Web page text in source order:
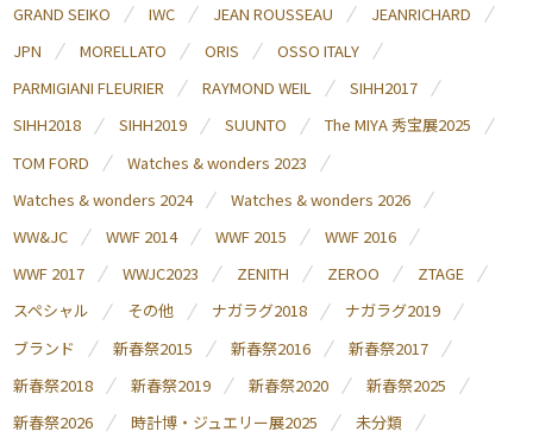
GRAND SEIKO
IWC JEAN ROUSSEAU
JEANRICHARD
JPN
MORELLATO ORIS
OSSO ITALY
PARMIGIANI FLEURIER
RAYMOND WEIL
SIHH2017
SIHH2018
SIHH2019 SUUNTO
The MIYA 秀宝展2025
TOM FORD
Watches & wonders 2023
Watches & wonders 2024
Watches & wonders 2026
WW&JC
WWF 2014 WWF 2015
WWF 2016
WWF 2017
WWJC2023 ZENITH ZEROO
ZTAGE
スペシャル
その他 ナガラグ2018
ナガラグ2019
ブランド
新春祭2015 新春祭2016
新春祭2017
新春祭2018
新春祭2019 新春祭2020
新春祭2025
新春祭2026
時計博・ジュエリー展2025
未分類